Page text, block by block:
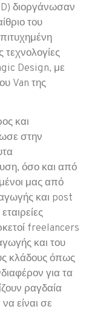
διοργάνωσαν
του
Design, με
Van της
και
στην
όσο και από
μας από
και post
freelancers
και του
κλάδους όπως
για τα
ραγδαία
είναι σε